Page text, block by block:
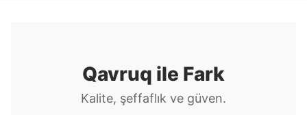
Qavruq ile Fark
Kalite, şeffaflık ve güven.